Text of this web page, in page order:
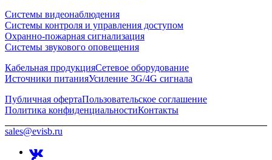
Системы видеонаблюдения
Системы контроля и управления доступом
Охранно-пожарная сигнализация
Системы звукового оповещения
Кабельная продукцияСетевое оборудование
Источники питанияУсиление 3G/4G сигнала
Публичная офертаПользовательское соглашение
Политика конфиденциальностиКонтакты
sales@evisb.ru